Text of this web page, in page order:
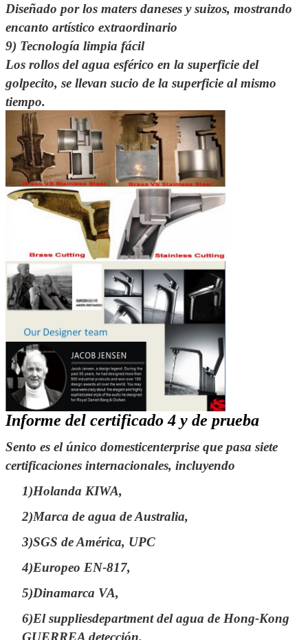
Diseñado por los maters daneses y suizos, mostrando
encanto artístico extraordinario
9) Tecnología limpia fácil
Los rollos del agua esférico en la superficie del
golpecito, se llevan sucio de la superficie al mismo
tiempo.
Informe del certificado 4 y de prueba
Sento es el único domesticenterprise que pasa siete
certificaciones internacionales, incluyendo
1)Holanda KIWA,
2)Marca de agua de Australia,
3)SGS de América, UPC
4)Europeo EN-817,
5)Dinamarca VA,
6)El suppliesdepartment del agua de Hong-Kong
GUERREA detección.